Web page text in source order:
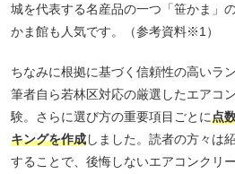
城を代表する名産品の一つ「笹かま」
かま館も人気です。（参考資料※1）
ちなみに根拠に基づく信頼性の高いラ
筆者自ら若林区対応の厳選したエアコ
験。さらに選び方の重要項目ごとに点
キングを作成しました。読者の方々は
することで、後悔しないエアコンクリ